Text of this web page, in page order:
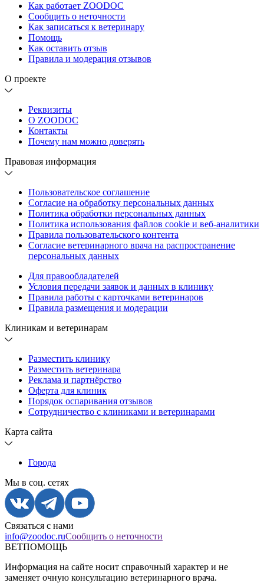
Как работает ZOODOC
Сообщить о неточности
Как записаться к ветеринару
Помощь
Как оставить отзыв
Правила и модерация отзывов
О проекте
Реквизиты
О ZOODOC
Контакты
Почему нам можно доверять
Правовая информация
Пользовательское соглашение
Согласие на обработку персональных данных
Политика обработки персональных данных
Политика использования файлов cookie и веб-аналитики
Правила пользовательского контента
Согласие ветеринарного врача на распространение
персональных данных
Для правообладателей
Условия передачи заявок и данных в клинику
Правила работы с карточками ветеринаров
Правила размещения и модерации
Клиникам и ветеринарам
Разместить клинику
Разместить ветеринара
Реклама и партнёрство
Оферта для клиник
Порядок оспаривания отзывов
Сотрудничество с клиниками и ветеринарами
Карта сайта
Города
Мы в соц. сетях
Связаться с нами
info@zoodoc.ruСообщить о неточности
ВЕТПОМОЩЬ
Информация на сайте носит справочный характер и не
заменяет очную консультацию ветеринарного врача.